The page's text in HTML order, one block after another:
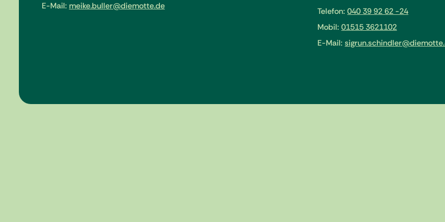
E-Mail: meike.buller@diemotte.de
Telefon:040 39 92 62 -24
Mobil:01515 3621102
E-Mail: